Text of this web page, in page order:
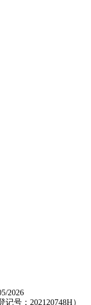
2026
号：202120748H）